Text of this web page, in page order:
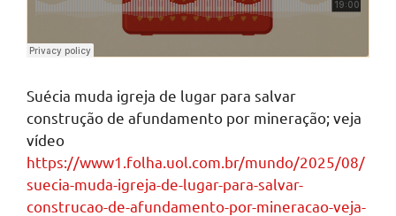
Suécia muda igreja de lugar para salvar
construção de afundamento por mineração; veja
vídeo
https://www1.folha.uol.com.br/mundo/2025/08/
suecia-muda-igreja-de-lugar-para-salvar-
construcao-de-afundamento-por-mineracao-veja-